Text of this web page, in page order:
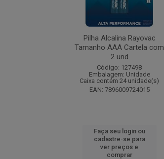
Pilha Alcalina Rayovac
Tamanho AAA Cartela com
2 und
Código: 127498
Embalagem: Unidade
Caixa contém 24 unidade(s)
EAN: 7896009724015
Faça seu login ou
cadastre-se para
ver preços e
comprar